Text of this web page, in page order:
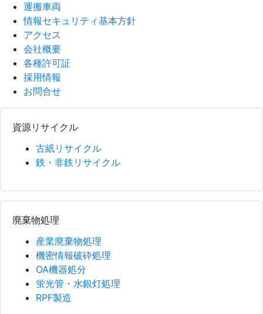
運搬車両
情報セキュリティ基本方針
アクセス
会社概要
各種許可証
採用情報
お問合せ
資源リサイクル
古紙リサイクル
鉄・非鉄リサイクル
廃棄物処理
産業廃棄物処理
機密情報破砕処理
OA機器処分
蛍光管・水銀灯処理
RPF製造